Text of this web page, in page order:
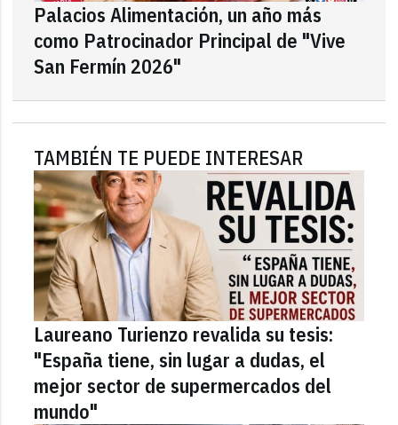
Palacios Alimentación, un año más
como Patrocinador Principal de "Vive
San Fermín 2026"
TAMBIÉN TE PUEDE INTERESAR
Laureano Turienzo revalida su tesis:
"España tiene, sin lugar a dudas, el
mejor sector de supermercados del
mundo"